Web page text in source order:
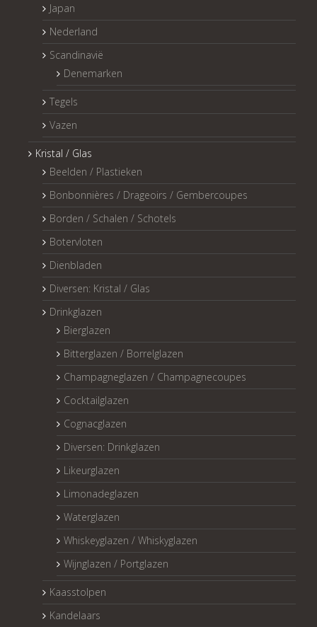
Japan
Nederland
Scandinavië
Denemarken
Tegels
Vazen
Kristal / Glas
Beelden / Plastieken
Bonbonnières / Drageoirs / Gembercoupes
Borden / Schalen / Schotels
Botervloten
Dienbladen
Diversen: Kristal / Glas
Drinkglazen
Bierglazen
Bitterglazen / Borrelglazen
Champagneglazen / Champagnecoupes
Cocktailglazen
Cognacglazen
Diversen: Drinkglazen
Likeurglazen
Limonadeglazen
Waterglazen
Whiskeyglazen / Whiskyglazen
Wijnglazen / Portglazen
Kaasstolpen
Kandelaars